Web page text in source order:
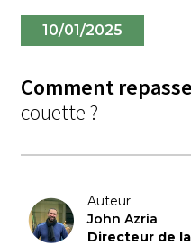
10/01/2025
Comment
couette ?
Auteur
John Azria
Directeur de